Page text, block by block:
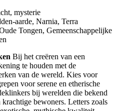
mysterie
aarde, Narnia, Terra
Tongen, Gemeenschappelijke
Bij het creëren van een
te houden met de
van de wereld. Kies voor
voor serene en etherische
bij werelden die bekend
bewoners. Letters zoals